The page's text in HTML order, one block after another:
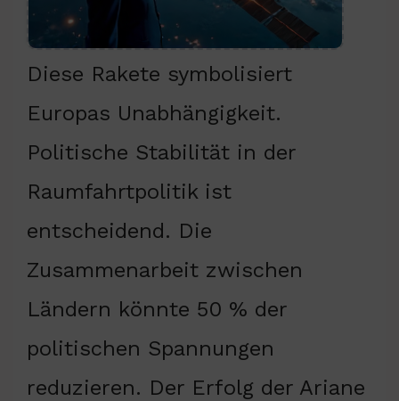
Diese Rakete symbolisiert
Europas Unabhängigkeit.
Politische Stabilität in der
Raumfahrtpolitik ist
entscheidend. Die
Zusammenarbeit zwischen
Ländern könnte 50 % der
politischen Spannungen
reduzieren. Der Erfolg der Ariane